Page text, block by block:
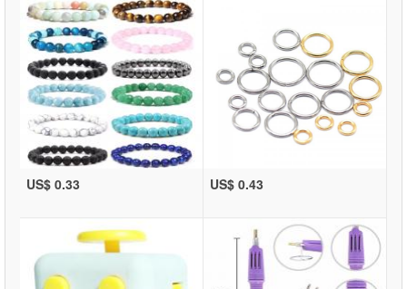
US$ 0.33 US$ 0.43